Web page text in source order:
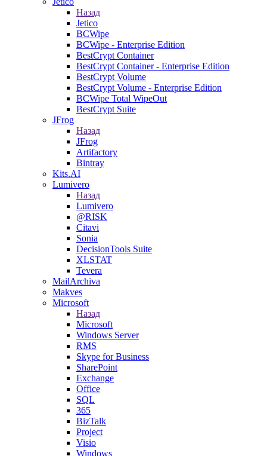
Назад
Jetico
BCWipe
BCWipe - Enterprise Edition
BestCrypt Container
BestCrypt Container - Enterprise Edition
BestCrypt Volume
BestCrypt Volume - Enterprise Edition
BCWipe Total WipeOut
BestCrypt Suite
JFrog
Назад
JFrog
Artifactory
Bintray
Kits.AI
Lumivero
Назад
Lumivero
@RISK
Citavi
Sonia
DecisionTools Suite
XLSTAT
Tevera
MailArchiva
Makves
Microsoft
Назад
Microsoft
Windows Server
RMS
Skype for Business
SharePoint
Exchange
Office
SQL
365
BizTalk
Project
Visio
Windows